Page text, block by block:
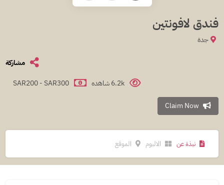
فندق لافونتين
جدة
مشاركة
SAR200 - SAR300
6.2k شاهده
Claim Now
نبذة عن الالبوم الموقع